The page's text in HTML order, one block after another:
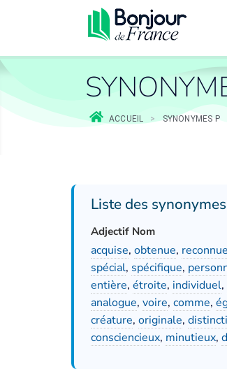
ACCUEIL > SYNONYMES P
Liste des synonymes
Adjectif Nom
acquise, obtenue, reconnue
spécial, spécifique,
entière, étroite, individuel,
analogue, voire, comme,
créature, originale,
consciencieux, minutieux,